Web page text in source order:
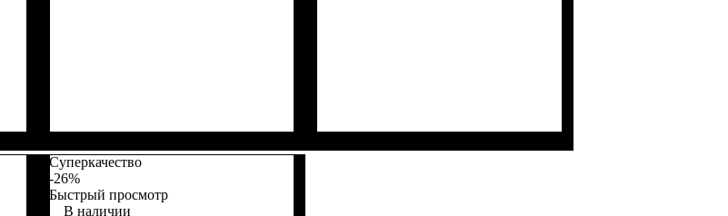
Суперкачество
-26%
Быстрый просмотр
В наличии